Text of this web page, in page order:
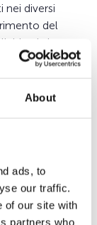
About
ads, to
our traffic.
of our site with
partners who
diversi
del
ridotti al
in
di questo
anche a
innanzitutto